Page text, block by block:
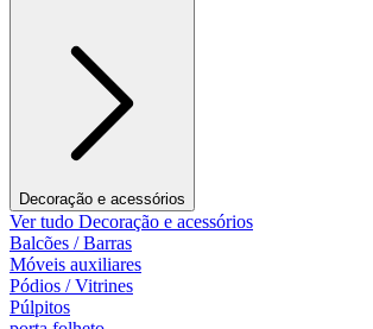
Decoração e acessórios
Ver tudo Decoração e acessórios
Balcões / Barras
Móveis auxiliares
Pódios / Vitrines
Púlpitos